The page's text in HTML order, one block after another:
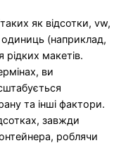
як відсотки, vw,
(наприклад,
рідких макетів.
ви
та інші фактори.
завжди
роблячи